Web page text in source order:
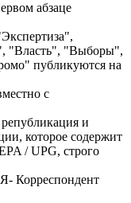
абзаце
"Власть", "Выборы",
публикуются на
с
и
которое содержит
/ UPG, строго
Корреспондент